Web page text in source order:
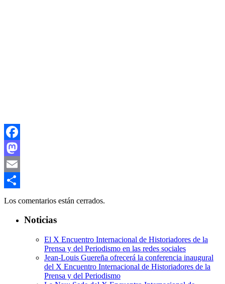
Facebook
Mastodon
Email
Compartir
Los comentarios están cerrados.
Noticias
El X Encuentro Internacional de Historiadores de la
Prensa y del Periodismo en las redes sociales
Jean-Louis Guereña ofrecerá la conferencia inaugural
del X Encuentro Internacional de Historiadores de la
Prensa y del Periodismo